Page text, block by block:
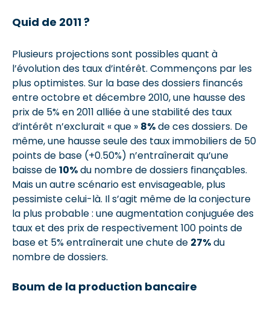
Quid de 2011 ?
Plusieurs projections sont possibles quant à
l’évolution des taux d’intérêt. Commençons par les
plus optimistes. Sur la base des dossiers financés
entre octobre et décembre 2010, une hausse des
prix de 5% en 2011 alliée à une stabilité des taux
d’intérêt n’exclurait « que » 8%de ces dossiers. De
même, une hausse seule des taux immobiliers de 50
points de base (+0.50%) n’entraînerait qu’une
baisse de10%du nombre de dossiers finançables.
Mais un autre scénario est envisageable, plus
pessimiste celui-là. Il s’agit même de la conjecture
la plus probable : une augmentation conjuguée des
taux et des prix de respectivement 100 points de
base et 5% entraînerait une chute de 27%du
nombre de dossiers.
Boum de la production bancaire